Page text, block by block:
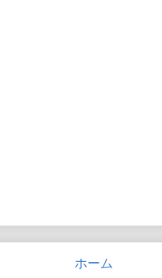
ホーム